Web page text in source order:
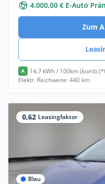
4.000,00 € E-Auto
Zum
A 14,7 kWh / 100km (komb.)*
Elektr. Reichweite: 440 km
0,62 Leasingfaktor
Blau